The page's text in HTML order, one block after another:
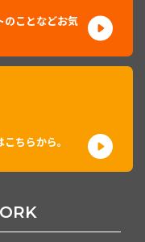
のことなどお気
ちらから。